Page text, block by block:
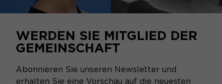
WERDEN SIE MITGLIED DER
GEMEINSCHAFT
Abonnieren Sie unseren Newsletter und
erhalten Sie eine Vorschau auf die neuesten